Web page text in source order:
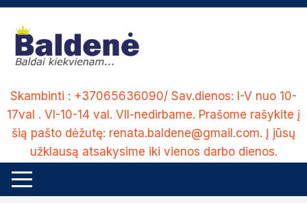
Skip
content
Skambinti : +37065636090/ Sav.dienos: I-V nuo 10-
17val . VI-10-14 val. VII-nedirbame. Prašome rašykite į
šią pašto dėžutę: renata.baldene@gmail.com. Į jūsų
užklausą atsakysime iki vienos darbo dienos.